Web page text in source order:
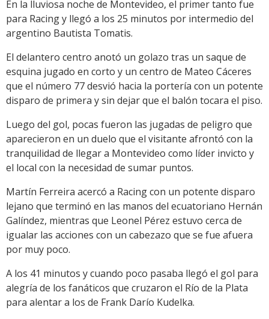
En la lluviosa noche de Montevideo, el primer tanto fue
para Racing y llegó a los 25 minutos por intermedio del
argentino Bautista Tomatis.
El delantero centro anotó un golazo tras un saque de
esquina jugado en corto y un centro de Mateo Cáceres
que el número 77 desvió hacia la portería con un potente
disparo de primera y sin dejar que el balón tocara el piso.
Luego del gol, pocas fueron las jugadas de peligro que
aparecieron en un duelo que el visitante afrontó con la
tranquilidad de llegar a Montevideo como líder invicto y
el local con la necesidad de sumar puntos.
Martín Ferreira acercó a Racing con un potente disparo
lejano que terminó en las manos del ecuatoriano Hernán
Galíndez, mientras que Leonel Pérez estuvo cerca de
igualar las acciones con un cabezazo que se fue afuera
por muy poco.
A los 41 minutos y cuando poco pasaba llegó el gol para
alegría de los fanáticos que cruzaron el Río de la Plata
para alentar a los de Frank Darío Kudelka.